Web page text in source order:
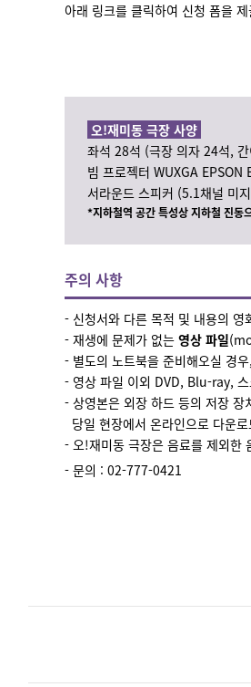
아래 링크를 클릭하여 신청 폼을
오!재미동 극장 사양
좌석 28석 (극장 의자 24석,
빔 프로젝터 WUXGA
서라운드 스피커 (5.1채널 미
*지하철역 공간 특성상 지하철 진동
주의 사항
- 신청서와 다른 목적 및 내용의 영
- 재생에 문제가 없는 영상 파일
- 별도의 노트북을 준비해오실 경
- 영상 파일 이외 DVD, Blu-ray,
- 상영본은 외장 하드 등의 저장
당일 현장에서 온라인으로 다운
- 오!재미동 극장은 음료를 제외한
- 문의 : 02-777-0421